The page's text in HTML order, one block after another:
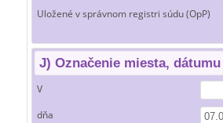
Uložené v správnom registri súdu (OpP)
J) Označenie miesta,
V
dňa